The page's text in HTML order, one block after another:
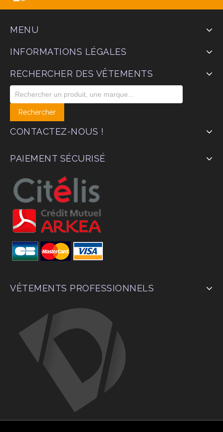
MENU
INFORMATIONS LÉGALES
RECHERCHER DES VÊTEMENTS
CONTACTEZ-NOUS !
PAIEMENT SÉCURISÉ
VÊTEMENTS PROFESSIONNELS